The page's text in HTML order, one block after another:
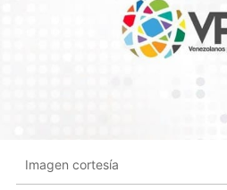
Imagen cortesía